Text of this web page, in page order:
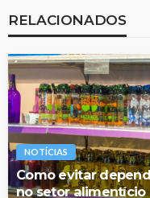
RELACIONADOS
NOTÍCIAS
Como evitar
no setor alimentício